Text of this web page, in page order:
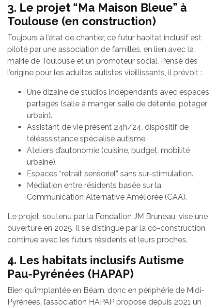
3. Le projet “Ma Maison Bleue” à
Toulouse (en construction)
Toujours à l’état de chantier, ce futur habitat inclusif est
piloté par une association de familles, en lien avec la
mairie de Toulouse et un promoteur social. Pensé dès
l’origine pour les adultes autistes vieillissants, il prévoit :
Une dizaine de studios indépendants avec espaces
partagés (salle à manger, salle de détente, potager
urbain).
Assistant de vie présent 24h/24, dispositif de
téléassistance spécialisé autisme.
Ateliers d’autonomie (cuisine, budget, mobilité
urbaine).
Espaces “retrait sensoriel” sans sur-stimulation.
Médiation entre résidents basée sur la
Communication Alternative Améliorée (CAA).
Le projet, soutenu par la Fondation JM Bruneau, vise une
ouverture en 2025. Il se distingue par la co-construction
continue avec les futurs résidents et leurs proches.
4. Les habitats inclusifs Autisme
Pau-Pyrénées (HAPAP)
Bien qu’implantée en Béarn, donc en périphérie de Midi-
Pyrénées, l’association HAPAP propose depuis 2021 un